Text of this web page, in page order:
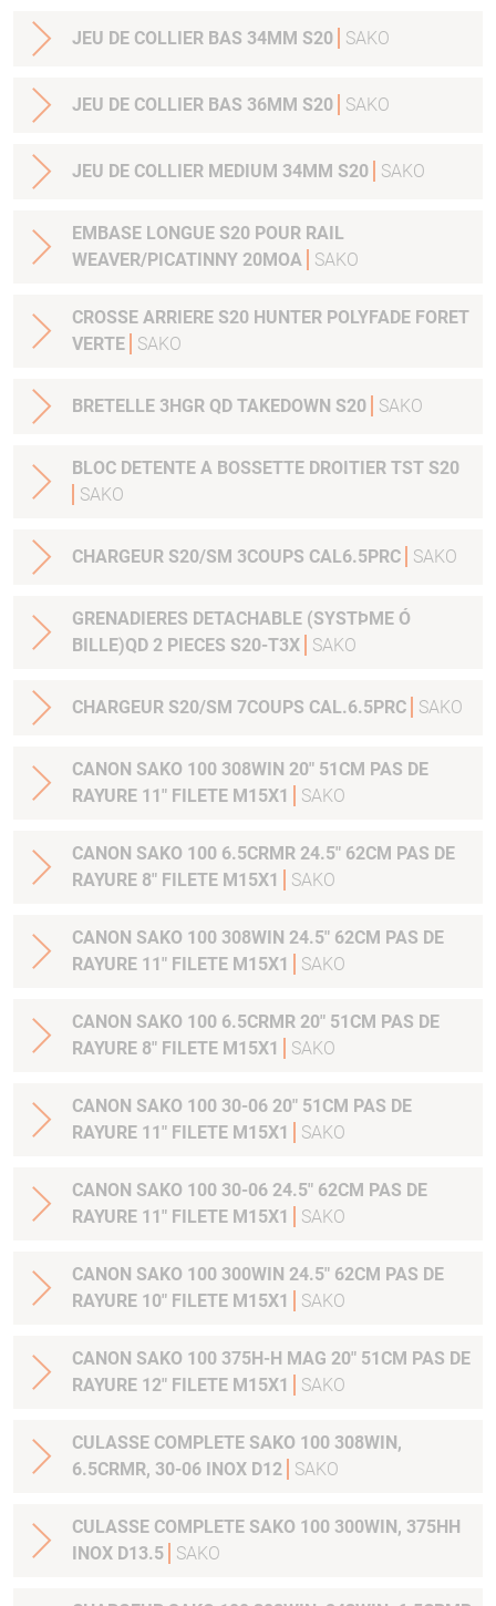
JEU DE COLLIER BAS 34MM S20 SAKO
JEU DE COLLIER BAS 36MM S20 SAKO
JEU DE COLLIER MEDIUM 34MM S20 SAKO
EMBASE LONGUE S20 POUR RAIL
WEAVER/PICATINNY 20MOA
SAKO
CROSSE ARRIERE S20 HUNTER POLYFADE FORET
VERTE
SAKO
BRETELLE 3HGR QD TAKEDOWN S20 SAKO
BLOC DETENTE A BOSSETTE DROITIER TST S20
SAKO
CHARGEUR S20/SM 3COUPS CAL6.5PRC SAKO
GRENADIERES DETACHABLE (SYSTÞME Ó
BILLE)QD 2 PIECES S20-T3X
SAKO
CHARGEUR S20/SM 7COUPS CAL.6.5PRC SAKO
CANON SAKO 100 308WIN 20" 51CM PAS DE
RAYURE 11" FILETE M15X1
SAKO
CANON SAKO 100 6.5CRMR 24.5" 62CM PAS DE
RAYURE 8" FILETE M15X1
SAKO
CANON SAKO 100 308WIN 24.5" 62CM PAS DE
RAYURE 11" FILETE M15X1
SAKO
CANON SAKO 100 6.5CRMR 20" 51CM PAS DE
RAYURE 8" FILETE M15X1
SAKO
CANON SAKO 100 30-06 20" 51CM PAS DE
RAYURE 11" FILETE M15X1
SAKO
CANON SAKO 100 30-06 24.5" 62CM PAS DE
RAYURE 11" FILETE M15X1
SAKO
CANON SAKO 100 300WIN 24.5" 62CM PAS DE
RAYURE 10" FILETE M15X1
SAKO
CANON SAKO 100 375H-H MAG 20" 51CM PAS DE
RAYURE 12" FILETE M15X1
SAKO
CULASSE COMPLETE SAKO 100 308WIN,
6.5CRMR, 30-06 INOX D12
SAKO
CULASSE COMPLETE SAKO 100 300WIN, 375HH
INOX D13.5
SAKO